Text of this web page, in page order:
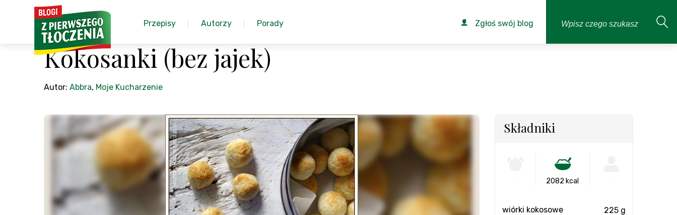
Przepisy Autorzy Porady Zgłoś swój blog
Kokosanki (bez jajek)
Autor: Abbra, Moje Kucharzenie
Składniki
2082 kcal
wiórki kokosowe 225 g